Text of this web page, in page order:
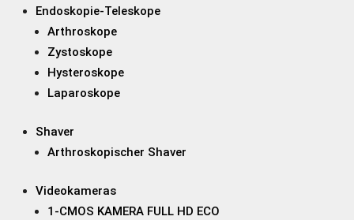
Endoskopie-Teleskope
Arthroskope
Zystoskope
Hysteroskope
Laparoskope
Shaver
Arthroskopischer Shaver
Videokameras
1-CMOS KAMERA FULL HD ECO